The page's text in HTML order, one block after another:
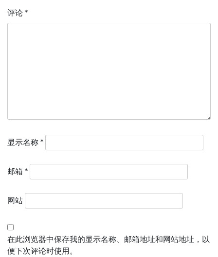
评论 *
显示名称 *
邮箱 *
网站
在此浏览器中保存我的显示名称、邮箱地址和网站地址，以
便下次评论时使用。